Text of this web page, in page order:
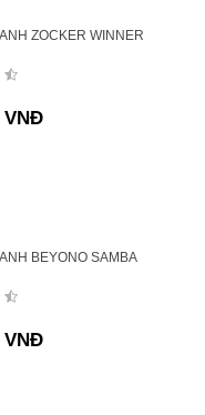
ZOCKER WINNER
VNĐ
BEYONO SAMBA
VNĐ